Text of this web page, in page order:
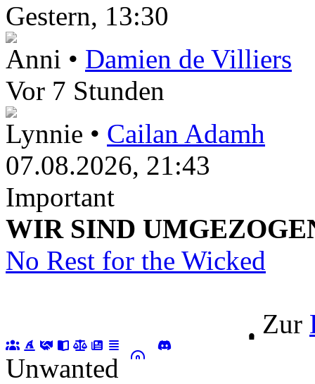
Gestern, 13:30
Anni • Damien de Villiers
Vor 7 Stunden
Lynnie • Cailan Adamh
07.08.2026, 21:43
Important
WIR SIND
No Rest for the Wicked
Zur
Unwanted